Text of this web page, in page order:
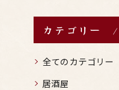
カテゴリー
全てのカテゴリー
居酒屋